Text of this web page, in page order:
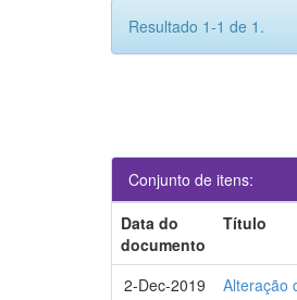
Resultado 1-1 de 1.
Conjunto de itens:
Data do
documento
Título
2-Dec-2019
Alteração